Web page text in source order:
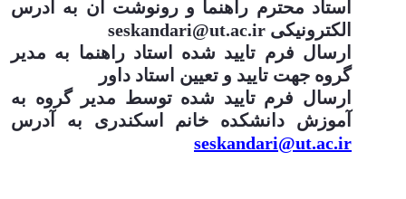
دانشجو به ایمیل استاد راهنما برای امضاء
استاد محترم راهنما و رونوشت آن به آدرس
الکترونیکیseskandari@ut.ac.ir
ارسال فرم تایید شده استاد راهنما به مدیر
گروه جهت تایید و تعیین استاد داور
ارسال فرم تایید شده توسط مدیر گروه به